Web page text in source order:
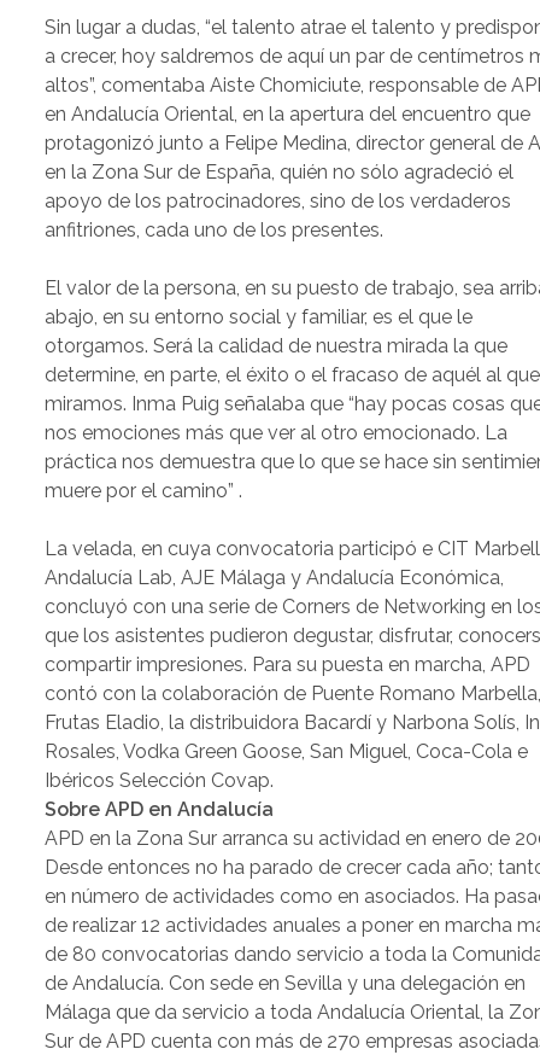
Sin lugar a dudas, “el talento atrae el talento y
a crecer, hoy saldremos de aquí un par de centímetros
altos”, comentaba Aiste Chomiciute, responsable de
en Andalucía Oriental, en la apertura del encuentro que
protagonizó junto a Felipe Medina, director general de
en la Zona Sur de España, quién no sólo agradeció el
apoyo de los patrocinadores, sino de los verdaderos
anfitriones, cada uno de los presentes.
El valor de la persona, en su puesto de trabajo, sea
abajo, en su entorno social y familiar, es el que le
otorgamos. Será la calidad de nuestra mirada la que
determine, en parte, el éxito o el fracaso de aquél al que
miramos. Inma Puig señalaba que “hay pocas cosas
nos emociones más que ver al otro emocionado. La
práctica nos demuestra que lo que se hace sin
muere por el camino” .
La velada, en cuya convocatoria participó e CIT
Andalucía Lab, AJE Málaga y Andalucía Económica,
concluyó con una serie de Corners de Networking en
que los asistentes pudieron degustar, disfrutar,
compartir impresiones. Para su puesta en marcha, APD
contó con la colaboración de Puente Romano
Frutas Eladio, la distribuidora Bacardí y Narbona Solís,
Rosales, Vodka Green Goose, San Miguel, Coca-Cola e
Ibéricos Selección Covap.
Sobre APD en Andalucía
APD en la Zona Sur arranca su actividad en enero de
Desde entonces no ha parado de crecer cada año;
en número de actividades como en asociados. Ha
de realizar 12 actividades anuales a poner en marcha
de 80 convocatorias dando servicio a toda la
de Andalucía. Con sede en Sevilla y una delegación en
Málaga que da servicio a toda Andalucía Oriental, la
Sur de APD cuenta con más de 270 empresas